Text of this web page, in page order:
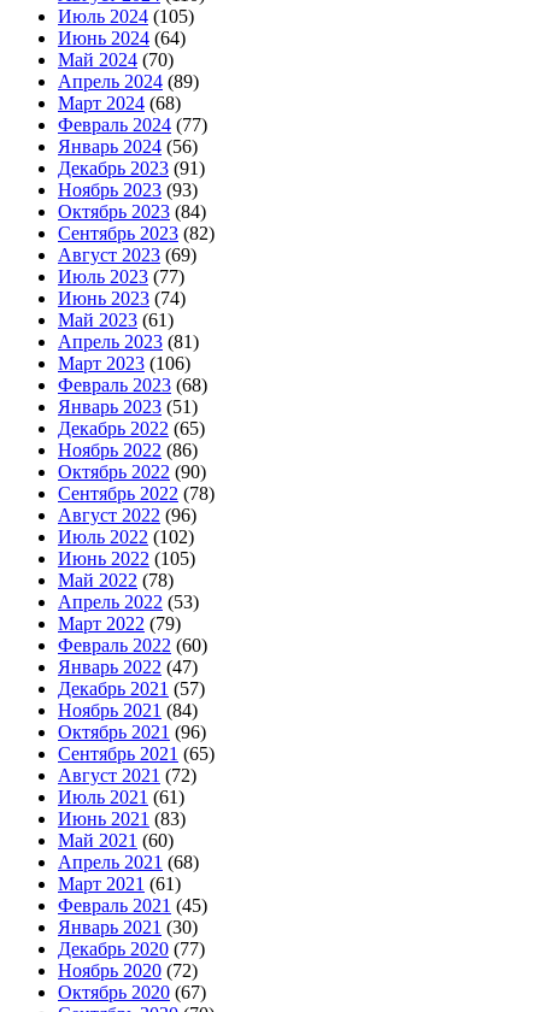
Июль 2024 (105)
Июнь 2024 (64)
Май 2024 (70)
Апрель 2024 (89)
Март 2024 (68)
Февраль 2024 (77)
Январь 2024 (56)
Декабрь 2023 (91)
Ноябрь 2023 (93)
Октябрь 2023 (84)
Сентябрь 2023 (82)
Август 2023 (69)
Июль 2023 (77)
Июнь 2023 (74)
Май 2023 (61)
Апрель 2023 (81)
Март 2023 (106)
Февраль 2023 (68)
Январь 2023 (51)
Декабрь 2022 (65)
Ноябрь 2022 (86)
Октябрь 2022 (90)
Сентябрь 2022 (78)
Август 2022 (96)
Июль 2022 (102)
Июнь 2022 (105)
Май 2022 (78)
Апрель 2022 (53)
Март 2022 (79)
Февраль 2022 (60)
Январь 2022 (47)
Декабрь 2021 (57)
Ноябрь 2021 (84)
Октябрь 2021 (96)
Сентябрь 2021 (65)
Август 2021 (72)
Июль 2021 (61)
Июнь 2021 (83)
Май 2021 (60)
Апрель 2021 (68)
Март 2021 (61)
Февраль 2021 (45)
Январь 2021 (30)
Декабрь 2020 (77)
Ноябрь 2020 (72)
Октябрь 2020 (67)